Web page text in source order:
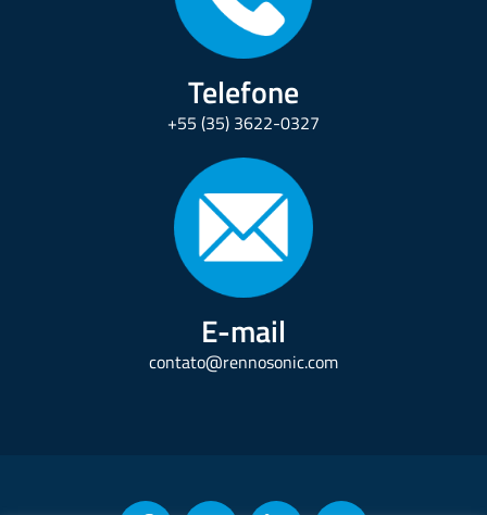
Telefone
+55 (35) 3622-0327
E-mail
contato@rennosonic.com